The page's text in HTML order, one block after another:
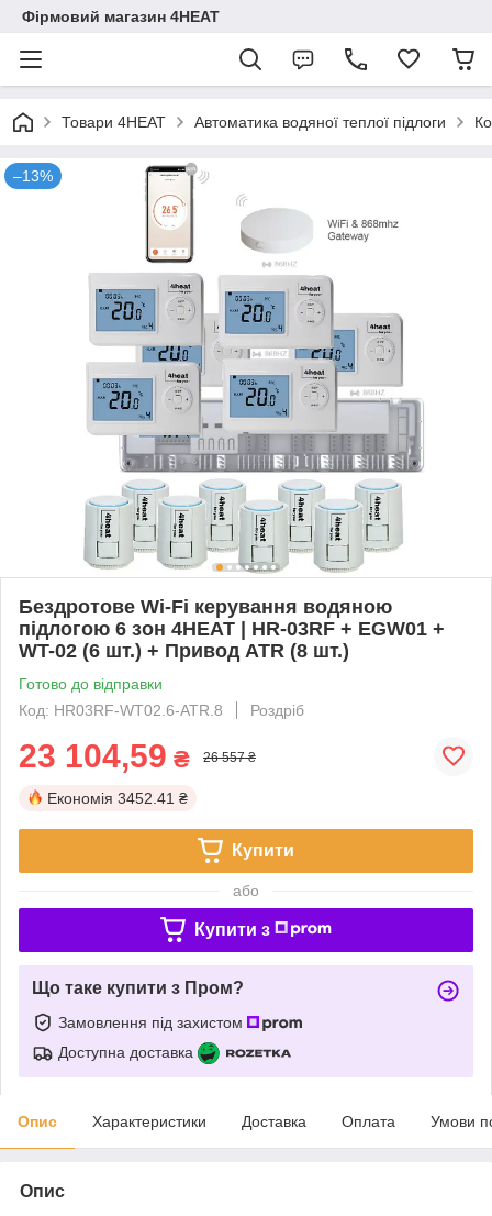
Фірмовий магазин 4HEAT
Товари 4HEAT Автоматика водяної теплої підлоги
–13%
Бездротове Wi-Fi керування водяною
підлогою 6 зон 4HEAT | HR-03RF + EGW01 +
WT-02 (6 шт.) + Привод ATR (8 шт.)
Готово до відправки
Код: HR03RF-WT02.6-ATR.8
Роздріб
23 104,59 ₴ 26 557 ₴
Економія 3452.41 ₴
Купити
або
Купити з
Що таке купити з Пром?
Замовлення під захистом
Доступна доставка
Опис Характеристики Доставка Оплата Умови
Опис